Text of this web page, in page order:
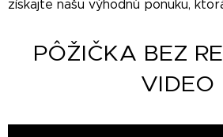
získajte našu výhodnú ponuku,
PÔŽIČKA BEZ
VIDEO